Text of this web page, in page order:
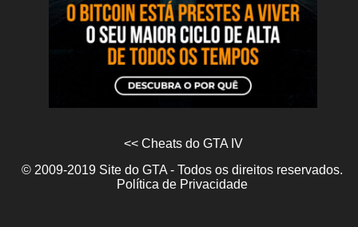
<< Cheats do GTA IV
© 2009-2019 Site do GTA - Todos os direitos reservados.
Política de Privacidade